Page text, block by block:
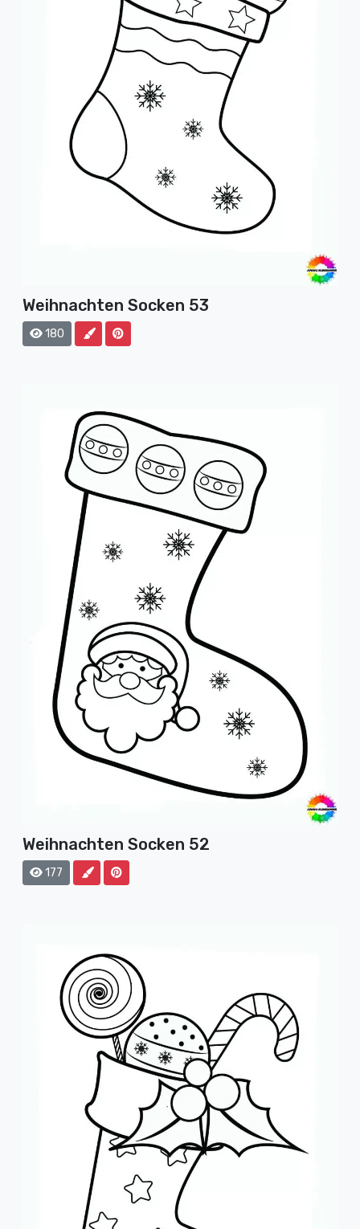
Weihnachten Socken 53
180
Weihnachten Socken 52
177